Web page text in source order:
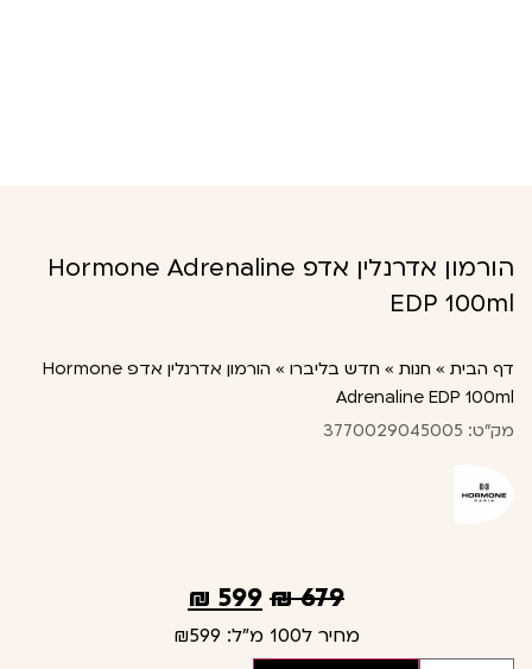
הורמון אדרנלין אדפ Hormone Adrenaline
EDP 100ml
דף הבית » חנות » חדש בליברו »
הורמון אדרנלין אדפ Hormone
Adrenaline EDP 100ml
מק"ט: 3770029045005
679
₪
599
₪
מחיר ל100 מ"ל: ₪599